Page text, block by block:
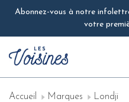
Abonnez-vous à notre
votre
Accueil Marques Londji